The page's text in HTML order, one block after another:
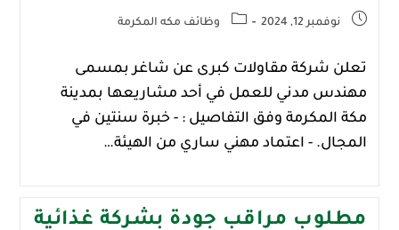
نوفمبر 12, 2024 وظائف مكه المكرمة
تعلن شركة مقاولات كبرى عن شاغر بمسمى
مهندس مدني للعمل في أحد مشاريعها بمدينة
‎مكة المكرمة وفق التفاصيل : - خبرة سنتين في
المجال. - اعتماد مهني ساري من الهيئة…
مطلوب مراقب جودة بشركة غذائية